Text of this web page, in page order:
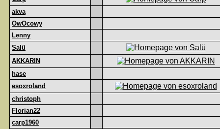
akva
OwOcowy
Lenny
Salü
AKKARIN
hase
esoxroland
christoph
Florian22
carp1960